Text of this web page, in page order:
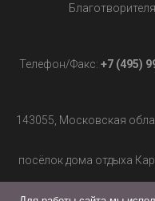
Телефон/Факс: +7 (495)
143055, Московская
посёлок дома отдыха